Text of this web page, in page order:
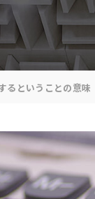
るということの意味